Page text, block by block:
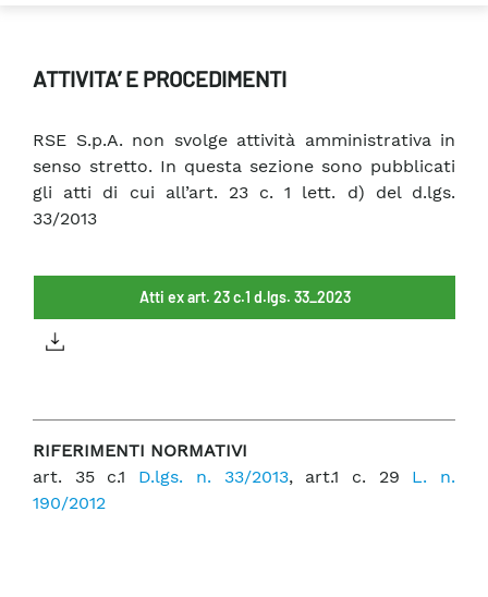
ATTIVITA’ E PROCEDIMENTI
RSE S.p.A. non svolge attività amministrativa in
senso stretto. In questa sezione sono pubblicati
gli atti di cui all’art. 23 c. 1 lett. d) del d.lgs.
33/2013
Atti ex art. 23 c.1 d.lgs. 33_2023
RIFERIMENTI NORMATIVI
art. 35 c.1 D.lgs. n. 33/2013, art.1 c. 29 L. n.
190/2012